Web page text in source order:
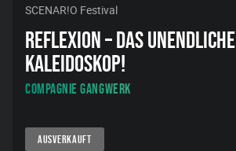
SCENAR!O Festival
REFLEXION – DAS UNENDLICHE
KALEIDOSKOP!
Compagnie gangWERK
AUSVERKAUFT